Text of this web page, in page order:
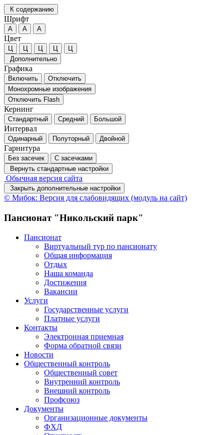
К содержанию
Шрифт
А А А
Цвет
Ц Ц Ц Ц
Ц
Дополнительно
Графика
Включить
Отключить
Монохромные изображения
Отключить Flash
Кернинг
Стандартный Средний Большой
Интервал
Одинарный Полуторный Двойной
Гарнитура
Без засечек
С засечками
Вернуть стандартные настройки
Обычная версия сайта
Закрыть дополнительные настройки
© Мибок: Версия для слабовидящих (модуль на сайт)
Пансионат "Никольский парк"
Пансионат
Виртуальный тур по пансионату
Общая информация
Отдых
Наша команда
Достижения
Вакансии
Услуги
Государственные услуги
Платные услуги
Контакты
Электронная приемная
Форма обратной связи
Новости
Общественный контроль
Общественный совет
Внутренний контроль
Внешний контроль
Профсоюз
Документы
Организационные документы
ФХД